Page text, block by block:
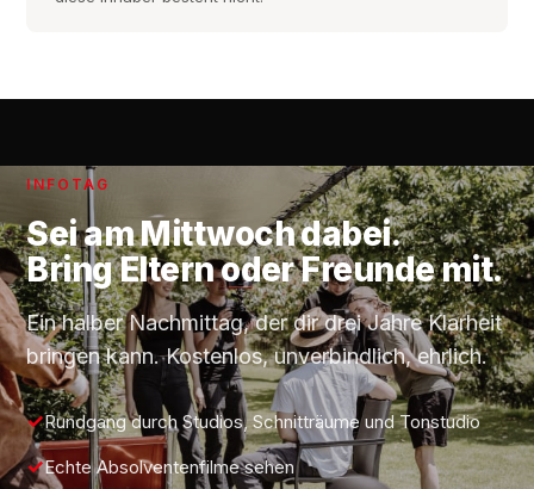
INFOTAG
Sei amMittwochdabei.
Bring Eltern oder Freunde mit.
Ein halber Nachmittag, der dir drei Jahre Klarheit
bringen kann. Kostenlos, unverbindlich, ehrlich.
Rundgang durch Studios, Schnitträume und Tonstudio
Echte Absolventenfilme sehen